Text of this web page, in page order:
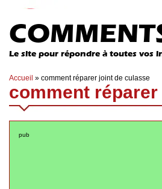
Le site pour répondre à toutes vos
Accueil » comment réparer joint de culasse
comment
pub